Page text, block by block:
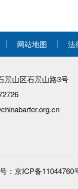
网站地图 法
景山区石景山路3号
： 京ICP备11044760